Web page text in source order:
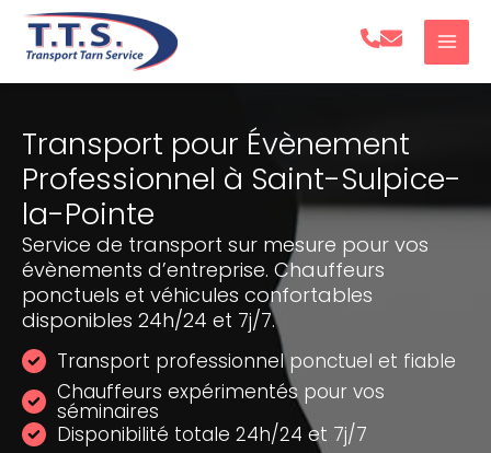
Aller
Transport pour Évènement
Professionnel à Saint-Sulpice-
la-Pointe
Service de transport sur mesure pour vos
évènements d’entreprise. Chauffeurs
ponctuels et véhicules confortables
disponibles 24h/24 et 7j/7.
Transport professionnel ponctuel et fiable
Chauffeurs expérimentés pour vos
séminaires
Disponibilité totale 24h/24 et 7j/7